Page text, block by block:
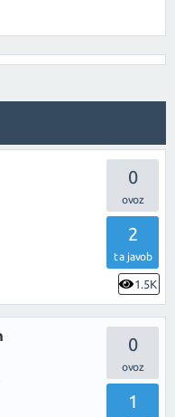
0
2
ta javob
1.5K
0
1